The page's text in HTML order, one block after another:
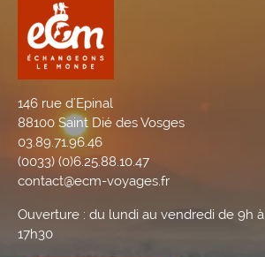
146 rue d'Epinal
88100 Saint Dié des Vosges
03.89.71.96.46
(0033) (0)6.25.88.10.47
contact@ecm-voyages.fr
Ouverture : du lundi au vendredi de 9h à
17h30